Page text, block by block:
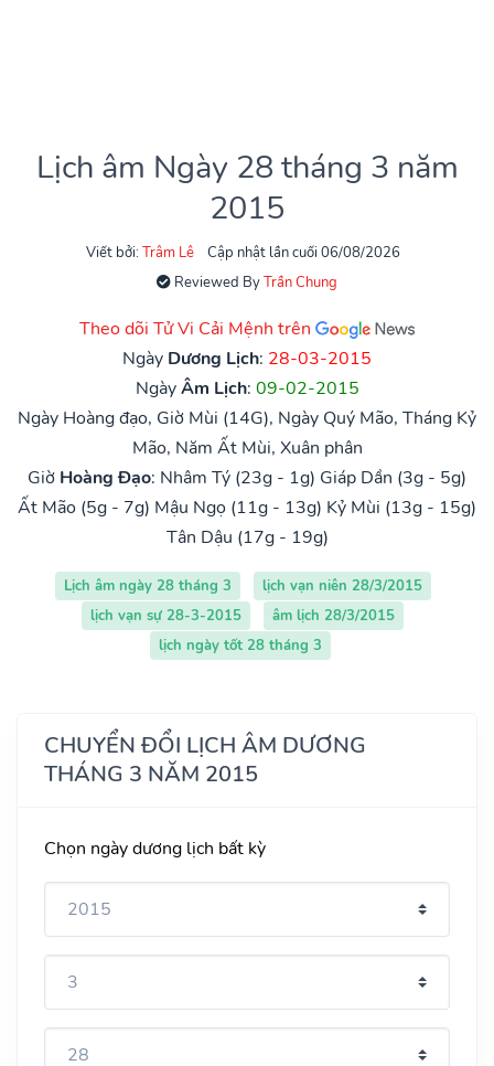
Lịch âm Ngày 28 tháng 3 năm
2015
Viết bởi: Trâm Lê
Cập nhật lần cuối 06/08/2026
Reviewed ByTrần Chung
Theo dõi Tử Vi Cải Mệnh trên
Ngày Dương Lịch: 28-03-2015
NgàyÂm Lịch: 09-02-2015
Ngày Hoàng đạo, Giờ Mùi (14G), Ngày Quý Mão, Tháng Kỷ
Mão, Năm Ất Mùi, Xuân phân
Giờ Hoàng Đạo: Nhâm Tý (23g - 1g) Giáp Dần (3g - 5g)
Ất Mão (5g - 7g) Mậu Ngọ (11g - 13g) Kỷ Mùi (13g - 15g)
Tân Dậu (17g - 19g)
Lịch âm ngày 28 tháng 3
lịch vạn niên 28/3/2015
lịch vạn sự 28-3-2015
âm lịch 28/3/2015
lịch ngày tốt 28 tháng 3
CHUYỂN ĐỔI LỊCH ÂM DƯƠNG
THÁNG 3 NĂM 2015
Chọn ngày dương lịch bất kỳ